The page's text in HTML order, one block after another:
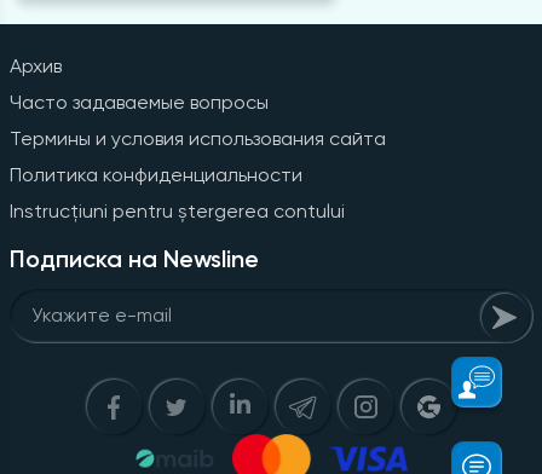
Архив
Часто задаваемые вопросы
Термины и условия использования сайта
Политика конфиденциальности
Instrucțiuni pentru ștergerea contului
Подписка на Newsline